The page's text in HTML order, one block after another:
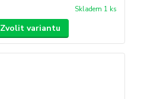
Skladem 1 ks
Zvolit variantu